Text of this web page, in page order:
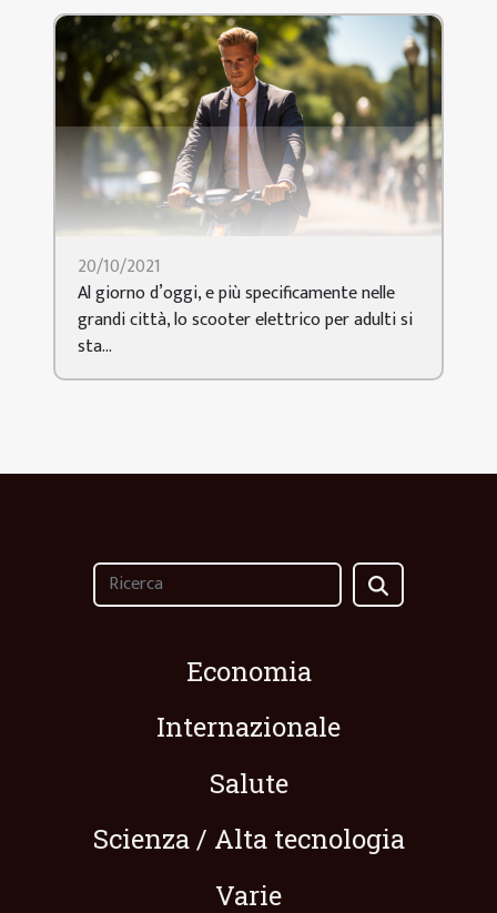
20/10/2021
Al giorno d’oggi, e più specificamente nelle
grandi città, lo scooter elettrico per adulti si
sta...
Economia
Internazionale
Salute
Scienza / Alta tecnologia
Varie